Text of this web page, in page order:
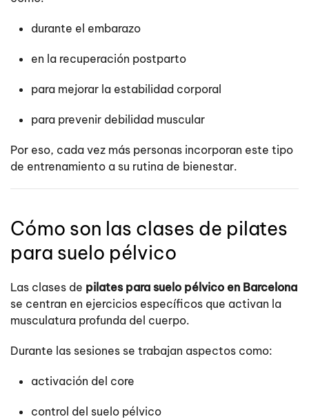
durante el embarazo
en la recuperación postparto
para mejorar la estabilidad corporal
para prevenir debilidad muscular
Por eso, cada vez más personas incorporan este tipo
de entrenamiento a su rutina de bienestar.
Cómo son las clases de pilates
para suelo pélvico
Las clases de pilates para suelo pélvico en Barcelona
se centran en ejercicios específicos que activan la
musculatura profunda del cuerpo.
Durante las sesiones se trabajan aspectos como:
activación del core
control del suelo pélvico